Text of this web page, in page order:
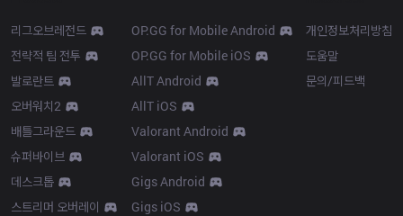
리그오브레전드
전략적 팀 전투
발로란트
오버워치2
배틀그라운드
슈퍼바이브
데스크톱
스트리머 오버레이
OP.GG for Mobile Android
OP.GG for Mobile iOS
AllT Android
AllT iOS
Valorant Android
Valorant iOS
Gigs Android
Gigs iOS
개인정보처리방침
도움말
문의/피드백